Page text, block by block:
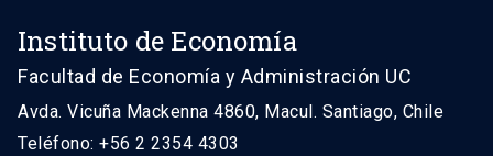
Instituto de Economía
Facultad de Economía y Administración UC
Avda. Vicuña Mackenna 4860, Macul. Santiago, Chile
Teléfono: +56 2 2354 4303